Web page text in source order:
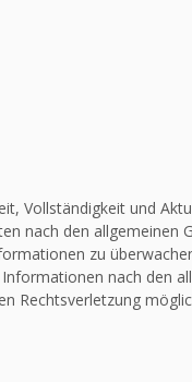
Vollständigkeit und
nach den allgemeinen
zu
nach den